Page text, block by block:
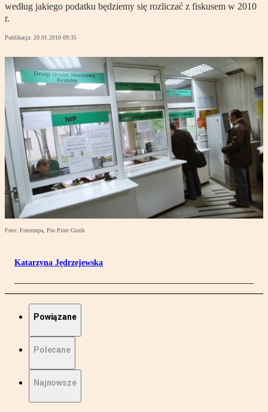
według jakiego podatku będziemy się rozliczać z fiskusem w 2010
r.
Publikacja: 20.01.2010 09:35
Foto: Fotorzepa, Pio Piotr Guzik
Katarzyna Jędrzejewska
Powiązane
Polecane
Najnowsze